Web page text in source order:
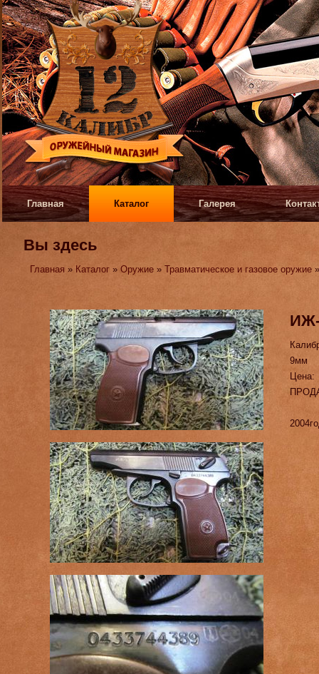
Главная Каталог Галерея
Вы здесь
Главная » Каталог »Оружие »Травматическое и газовое оружие
9мм
Цена: